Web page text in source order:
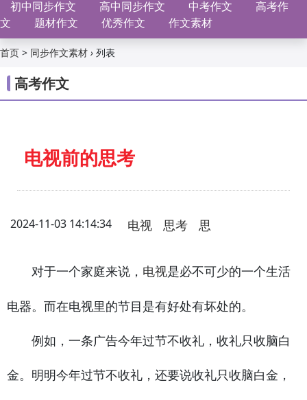
初中同步作文
高中同步作文 中考作文
高考作
文
题材作文 优秀作文 作文素材
首页 > 同步作文素材 › 列表
高考作文
电视前的思考
2024-11-03 14:14:34 电视 思考 思
对于一个家庭来说， 电视是必不可少的一个生活
电器。而在电视里的节目是有好处有坏处的。
例如，一条广告今年过节不收礼，收礼只收脑白
金。明明今年过节不收礼，还要说收礼只收脑白金，